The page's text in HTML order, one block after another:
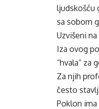
ljudskošću
sa sobom
Uzvišeni
Iza ovog
“hvala” za
Za njih
često
Poklon